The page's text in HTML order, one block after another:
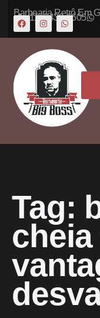
Barbearia Retrô Em
(11) 5430-6605
Tag: